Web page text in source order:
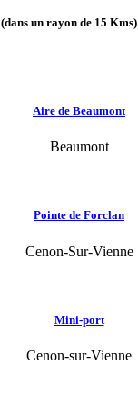
(dans un rayon de 15 Kms)
Aire de Beaumont
Beaumont
Pointe de Forclan
Cenon-Sur-Vienne
Mini-port
Cenon-sur-Vienne